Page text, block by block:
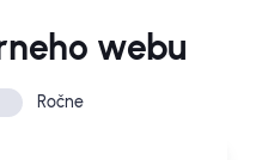
webu
Ročne